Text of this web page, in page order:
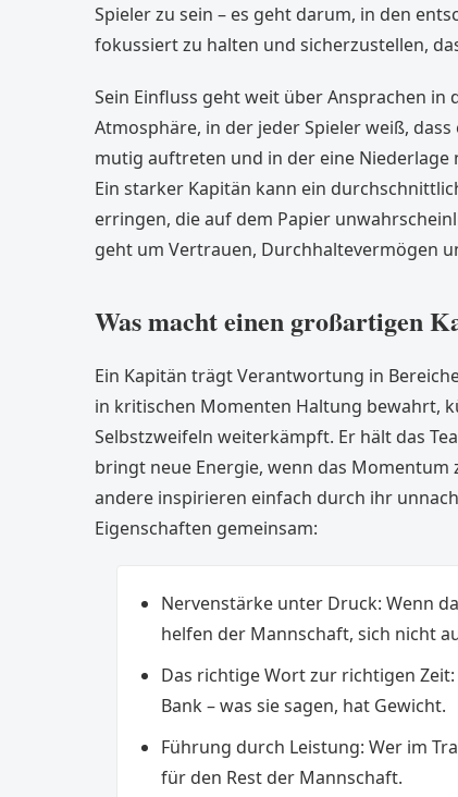
Spieler zu sein – es geht darum, in den
fokussiert zu halten und sicherzustellen,
Sein Einfluss geht weit über Ansprachen
Atmosphäre, in der jeder Spieler weiß,
mutig auftreten und in der eine
Ein starker Kapitän kann ein
erringen, die auf dem Papier
geht um Vertrauen, Durchhaltevermögen
Was macht einen großartigen
Ein Kapitän trägt Verantwortung in
in kritischen Momenten Haltung bewahrt,
Selbstzweifeln weiterkämpft. Er hält das
bringt neue Energie, wenn das
andere inspirieren einfach durch ihr
Eigenschaften gemeinsam:
Nervenstärke unter Druck: Wenn
helfen der Mannschaft, sich nicht
Das richtige Wort zur richtigen
Bank – was sie sagen, hat Gewicht.
Führung durch Leistung: Wer im
für den Rest der Mannschaft.